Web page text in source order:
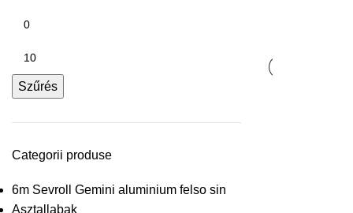
Szűrés
Categorii produse
6m Sevroll Gemini aluminium felso sin
Asztallabak